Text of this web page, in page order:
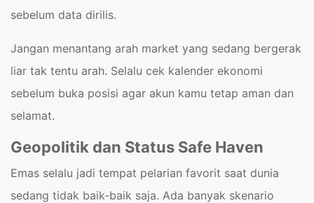
sebelum data dirilis.
Jangan menantang arah market yang sedang bergerak
liar tak tentu arah. Selalu cek kalender ekonomi
sebelum buka posisi agar akun kamu tetap aman dan
selamat.
Geopolitik dan Status Safe Haven
Emas selalu jadi tempat pelarian favorit saat dunia
sedang tidak baik-baik saja. Ada banyak skenario